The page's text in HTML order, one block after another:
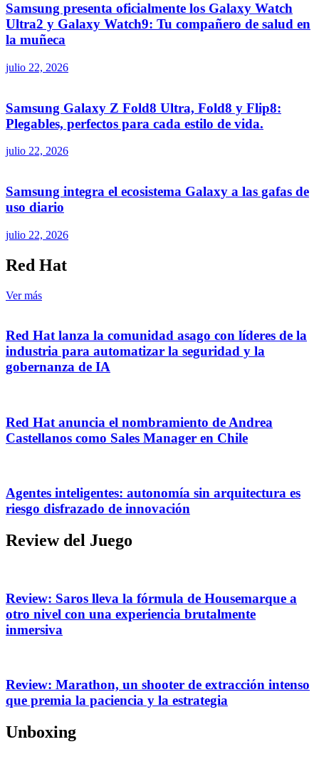
Samsung presenta oficialmente los Galaxy Watch
Ultra2 y Galaxy Watch9: Tu compañero de salud en
la muñeca
julio 22, 2026
Samsung Galaxy Z Fold8 Ultra, Fold8 y Flip8:
Plegables, perfectos para cada estilo de vida.
julio 22, 2026
Samsung integra el ecosistema Galaxy a las gafas de
uso diario
julio 22, 2026
Red Hat
Ver más
Red Hat lanza la comunidad asago con líderes de la
industria para automatizar la seguridad y la
gobernanza de IA
Red Hat anuncia el nombramiento de Andrea
Castellanos como Sales Manager en Chile
Agentes inteligentes: autonomía sin arquitectura es
riesgo disfrazado de innovación
Review del Juego
Review: Saros lleva la fórmula de Housemarque a
otro nivel con una experiencia brutalmente
inmersiva
Review: Marathon, un shooter de extracción intenso
que premia la paciencia y la estrategia
Unboxing